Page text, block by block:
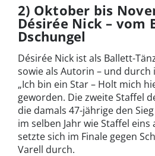
2) Oktober bis
Désirée Nick – vom
Dschungel
Désirée Nick ist als Ballett-
sowie als Autorin – und durch
„Ich bin ein Star – Holt mich
geworden. Die zweite Staffel
die damals 47-jährige den
im selben Jahr wie Staffel
setzte sich im Finale gegen
Varell durch.